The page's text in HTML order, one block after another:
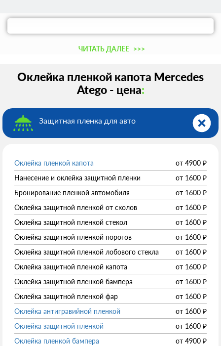
ЧИТАТЬ ДАЛЕЕ >>>
Оклейка пленкой капота Mercedes
Atego - цена:
Защитная пленка для авто
Оклейка пленкой капота от 4900 ₽
Нанесение и оклейка защитной пленки
от 1600 ₽
Бронирование пленкой автомобиля
от 1600 ₽
Оклейка защитной пленкой от сколов
от 1600 ₽
Оклейка защитной пленкой стекол
от 1600 ₽
Оклейка защитной пленкой порогов
от 1600 ₽
Оклейка защитной пленкой лобового стекла
от 1600 ₽
Оклейка защитной пленкой капота
от 1600 ₽
Оклейка защитной пленкой бампера
от 1600 ₽
Оклейка защитной пленкой фар
от 1600 ₽
Оклейка антигравийной пленкой
от 1600 ₽
Оклейка защитной пленкой
от 1600 ₽
Оклейка пленкой бампера
от 4900 ₽